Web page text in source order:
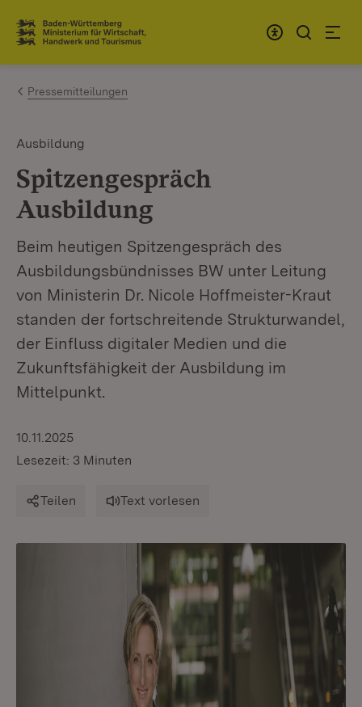
Zum Inhalt springen
Link zur Startseite
Pressemitteilungen
Ausbildung
Spitzengespräch
Ausbildung
Beim heutigen Spitzengespräch des
Ausbildungsbündnisses BW unter Leitung
von Ministerin Dr. Nicole Hoffmeister-Kraut
standen der fortschreitende Strukturwandel,
der Einfluss digitaler Medien und die
Zukunftsfähigkeit der Ausbildung im
Mittelpunkt.
10.11.2025
Lesezeit: 3 Minuten
Teilen Text vorlesen